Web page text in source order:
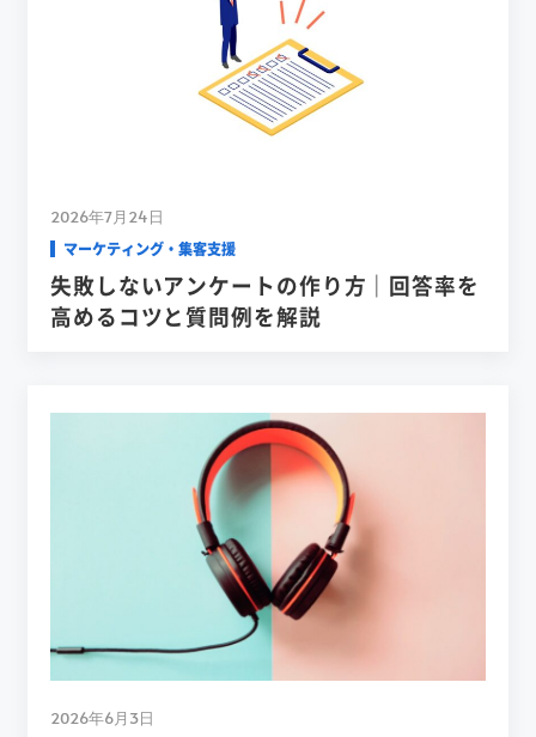
2026年7月24日
マーケティング・集客支援
失敗しないアンケートの作り方｜回答率を
高めるコツと質問例を解説
2026年6月3日